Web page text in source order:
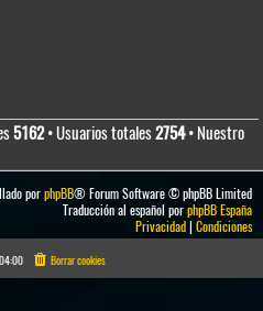
5162• Usuarios totales2754• Nuestro
porphpBB® Forum Software © phpBB Limited
Traducción al español porphpBB España
Privacidad| Condiciones
Borrar cookies